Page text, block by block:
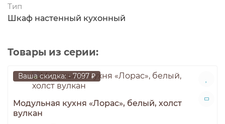
Тип
Шкаф настенный кухонный
Товары из серии:
Ваша скидка: - 7097 ₽
Модульная кухня «Лорас», белый, холст
вулкан